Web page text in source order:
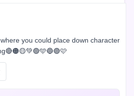
you could place down character